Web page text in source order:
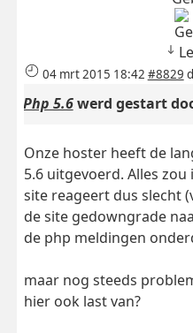
04 mrt 2015 18:42 #8829
Php 5.6werd gestart
Onze hoster heeft de
5.6 uitgevoerd. Alles
site reageert dus slecht
de site gedowngrade
de php meldingen
maar nog steeds
hier ook last van?